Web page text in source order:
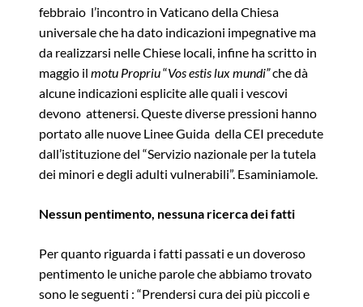
febbraio l’incontro in Vaticano della Chiesa
universale che ha dato indicazioni impegnative ma
da realizzarsi nelle Chiese locali, infine ha scritto in
maggio il motu Propriu“Vos estis lux mundi”che dà
alcune indicazioni esplicite alle quali i vescovi
devono attenersi. Queste diverse pressioni hanno
portato alle nuove Linee Guida della CEI precedute
dall’istituzione del “Servizio nazionale per la tutela
dei minori e degli adulti vulnerabili”. Esaminiamole.
Nessun pentimento, nessuna ricerca dei fatti
Per quanto riguarda i fatti passati e un doveroso
pentimento le uniche parole che abbiamo trovato
sono le seguenti : “Prendersi cura dei più piccoli e